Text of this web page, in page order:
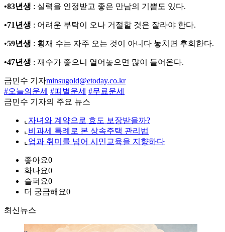
•83년생 : 실력을 인정받고 좋은 만남의 기쁨도 있다.
•71년생 : 어려운 부탁이 오나 거절할 것은 잘라야 한다.
•59년생 : 횡재 수는 자주 오는 것이 아니다 놓치면 후회한다.
•47년생 : 재수가 좋으니 열어놓으면 많이 들어온다.
금민수 기자minsugold@etoday.co.kr
#오늘의운세 #띠별운세 #무료운세
금민수 기자의 주요 뉴스
⌞ 자녀와 계약으로 효도 보장받을까?
⌞ 비과세 특례로 본 상속주택 관리법
⌞ 업과 취미를 넘어 시민교육을 지향하다
좋아요0
화나요0
슬퍼요0
더 궁금해요0
최신뉴스